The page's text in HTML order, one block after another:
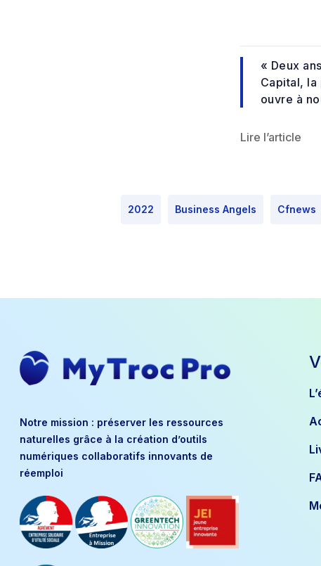
« Deux
Capital, la
ouvre à
Lire l’article
2022 Business Angels Cfnews
Notre mission : préserver les ressources
naturelles grâce à la création d’outils
numériques collaboratifs innovants de
réemploi